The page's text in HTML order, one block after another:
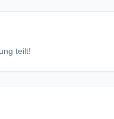
teilt!